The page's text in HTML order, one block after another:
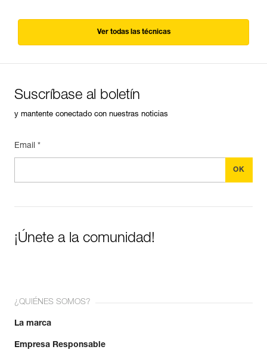
Ver todas las técnicas
Suscríbase al boletín
y mantente conectado con nuestras noticias
Email *
¡Únete a la comunidad!
¿QUIÉNES SOMOS?
La marca
Empresa Responsable